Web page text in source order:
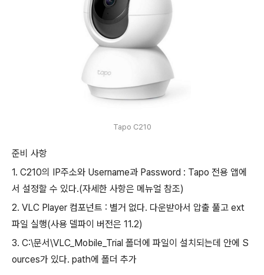
Tapo C210
준비 사항
1. C210의 IP주소와 Username과 Password : Tapo 전용 앱에
서 설정할 수 있다.(자세한 사항은 메뉴얼 참조)
2. VLC Player 컴포넌트 : 별거 없다. 다운받아서 압출 풀고 ext
파일 실행(사용 델파이 버전은 11.2)
3. C:\문서\VLC_Mobile_Trial 폴더에 파일이 설치되는데 안에 S
ources가 있다. path에 폴더 추가